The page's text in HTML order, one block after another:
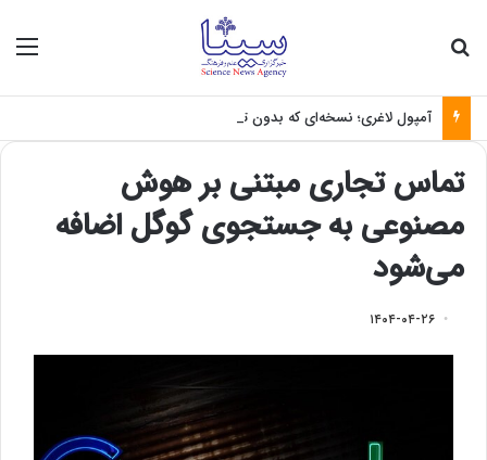
آمپول لاغری؛ نسخه‌ای که بدون تغذیه خطرناک می‌شود
تماس تجاری مبتنی بر هوش
مصنوعی به جستجوی گوگل اضافه
می‌شود
۱۴۰۴-۰۴-۲۶